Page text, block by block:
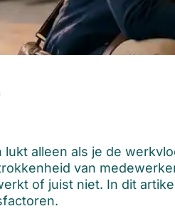
alleen als je de
van
of juist niet. In dit